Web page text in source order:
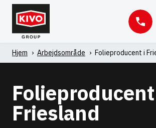
Spring
Søg
Videnbase Kontakt
Hjem ' Arbejdsområde ' Folieproducent i
Friesland